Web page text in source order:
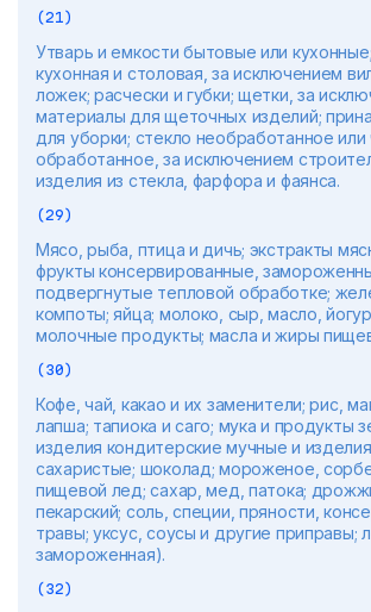
(21)
Утварь и емкости бытовые или
кухонная и столовая, за исключением
ложек; расчески и губки; щетки, за
материалы для щеточных изделий;
для уборки; стекло необработанное или
обработанное, за исключением
изделия из стекла, фарфора и фаянса.
(29)
Мясо, рыба, птица и дичь; экстракты
фрукты консервированные,
подвергнутые тепловой обработке;
компоты; яйца; молоко, сыр, масло,
молочные продукты; масла и жиры
(30)
Кофе, чай, какао и их заменители; рис,
лапша; тапиока и саго; мука и продукты
изделия кондитерские мучные и
сахаристые; шоколад; мороженое,
пищевой лед; сахар, мед, патока;
пекарский; соль, специи, пряности,
травы; уксус, соусы и другие приправы;
замороженная).
(32)